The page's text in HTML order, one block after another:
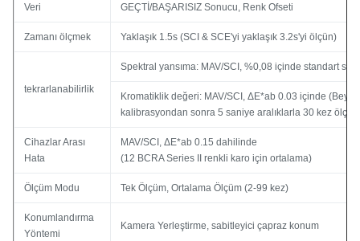
Veri
GEÇTİ/BAŞARISIZ Sonucu, Renk Ofseti
Zamanı ölçmek Yaklaşık 1.5s (SCI & SCE'yi yaklaşık 3.2s'yi ölçün)
tekrarlanabilirlik
Spektral yansıma: MAV/SCI, %0,08 içinde standart
Kromatiklik değeri: MAV/SCI, ΔE*ab 0.03 içinde
kalibrasyondan sonra 5 saniye aralıklarla 30 kez
Cihazlar Arası
Hata
MAV/SCI, ΔE*ab 0.15 dahilinde
(12 BCRA Series II renkli karo için ortalama)
Ölçüm Modu Tek Ölçüm, Ortalama Ölçüm (2-99 kez)
Konumlandırma
Yöntemi
Kamera Yerleştirme, sabitleyici çapraz konum